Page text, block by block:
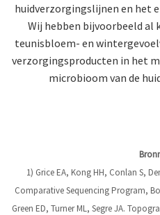
huidverzorgingslijnen en het
Wij hebben bijvoorbeeld al
teunisbloem- en
verzorgingsproducten in het
microbioom van de
1) Grice EA, Kong HH, Conlan S,
Comparative Sequencing Program,
Green ED, Turner ML, Segre JA.